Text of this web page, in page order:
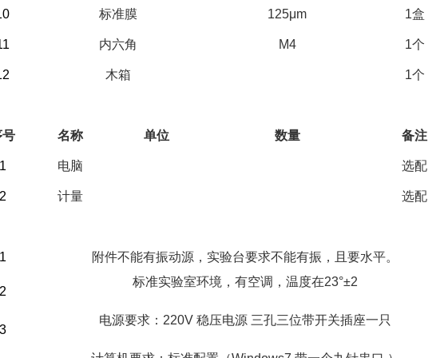
标准膜 125μm 1盒
内六角 M4 1个
木箱 1个
号 名称 单位 数量 备注
1 电脑 选配
2 计量 选配
1 附件不能有振动源，实验台要求不能有振，且要水平。
2
标准实验室环境，有空调，温度在23°±2
3
电源要求：220V 稳压电源 三孔三位带开关插座一只